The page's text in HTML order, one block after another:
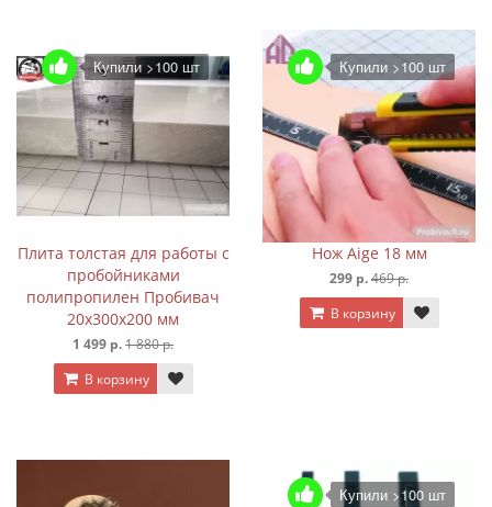
Купили >100 шт
Плита толстая для работы с
пробойниками
полипропилен Пробивач
20х300х200 мм
1 499 р.1 880 р.
В корзину
Купили >100 шт
Нож Aige 18 мм
299 р.469 р.
В корзину
Купили >100 шт